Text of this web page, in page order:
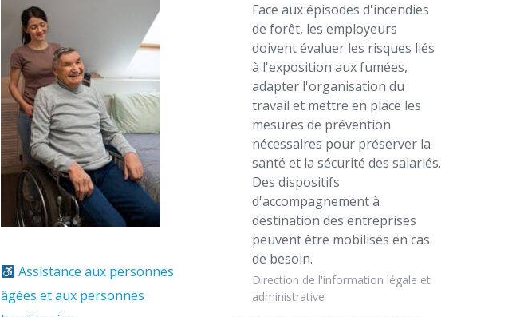
Assistance aux personnes
âgées et aux personnes
Face aux épisodes d'incendies
de forêt, les employeurs
doivent évaluer les risques liés
à l'exposition aux fumées,
adapter l'organisation du
travail et mettre en place les
mesures de prévention
nécessaires pour préserver la
santé et la sécurité des salariés.
Des dispositifs
d'accompagnement à
destination des entreprises
peuvent être mobilisés en cas
de besoin.
Direction de l'information légale et
administrative